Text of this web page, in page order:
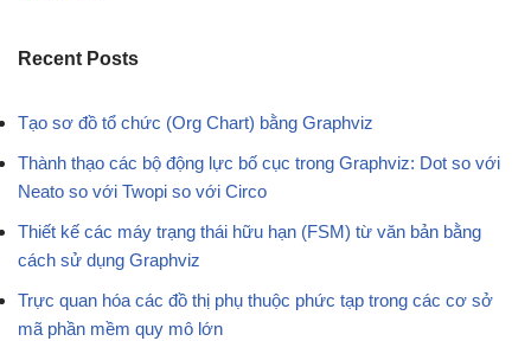
Recent Posts
Tạo sơ đồ tổ chức (Org Chart) bằng Graphviz
Thành thạo các bộ động lực bố cục trong Graphviz: Dot so với
Neato so với Twopi so với Circo
Thiết kế các máy trạng thái hữu hạn (FSM) từ văn bản bằng
cách sử dụng Graphviz
Trực quan hóa các đồ thị phụ thuộc phức tạp trong các cơ sở
mã phần mềm quy mô lớn